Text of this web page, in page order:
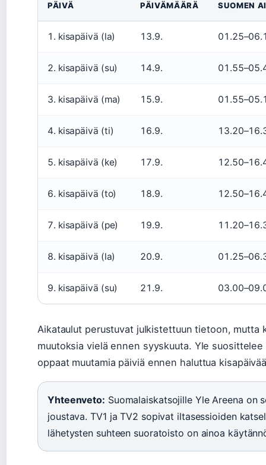
PÄIVÄ PÄIVÄMÄÄRÄ SUOMEN
1. kisapäivä (la) 13.9.
2. kisapäivä (su) 14.9.
3. kisapäivä (ma) 15.9.
4. kisapäivä (ti) 16.9.
5. kisapäivä (ke) 17.9.
6. kisapäivä (to) 18.9.
7. kisapäivä (pe) 19.9.
8. kisapäivä (la) 20.9.
9. kisapäivä (su) 21.9.
Aikataulut perustuvat julkistettuun tietoon, mutta
muutoksia vielä ennen syyskuuta. Yle
oppaat muutamia päiviä ennen haluttua
Yhteenveto: Suomalaiskatsojille Yle Areena on
joustava. TV1 ja TV2 sopivat iltasessioiden
lähetysten suhteen suoratoisto on ainoa